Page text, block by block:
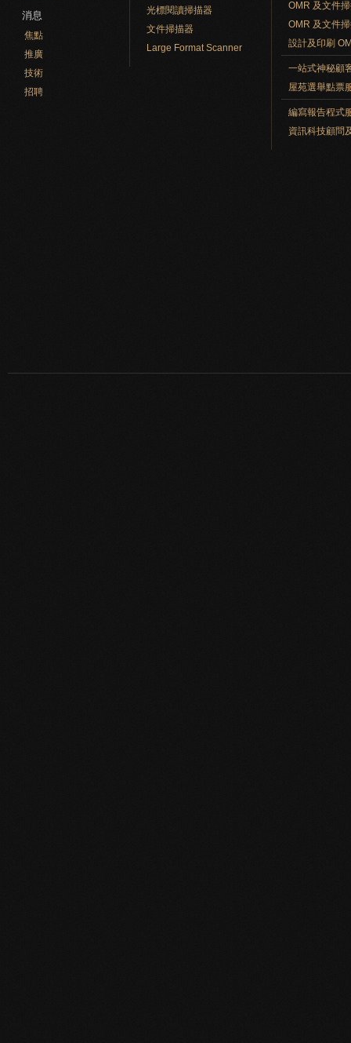
消息
焦點
推廣
技術
招聘
光標閱讀掃描器
文件掃描器
Large Format Scanner
OMR 及文件
OMR 及文件
設計及印刷
一站式神秘顧
屋苑選舉點票
編寫報告程式
資訊科技顧問